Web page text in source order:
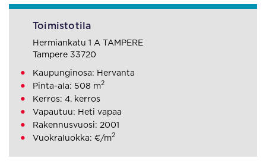
Toimistotila
Hermiankatu 1 A TAMPERE
Tampere 33720
Kaupunginosa: Hervanta
Pinta-ala: 508 m2
Kerros: 4. kerros
Vapautuu: Heti vapaa
Rakennusvuosi: 2001
Vuokraluokka: €/m2